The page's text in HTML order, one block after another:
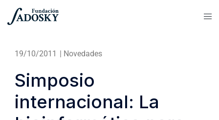
19/10/2011 | Novedades
Simposio
internacional: La